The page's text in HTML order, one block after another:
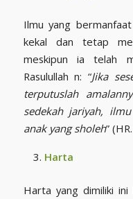
Ilmu yang
kekal dan tetap
meskipun ia telah
Rasulullah n: “Jika
terputuslah
sedekah jariyah,
anak yang sholeh”
Harta
Harta yang dimiliki ini